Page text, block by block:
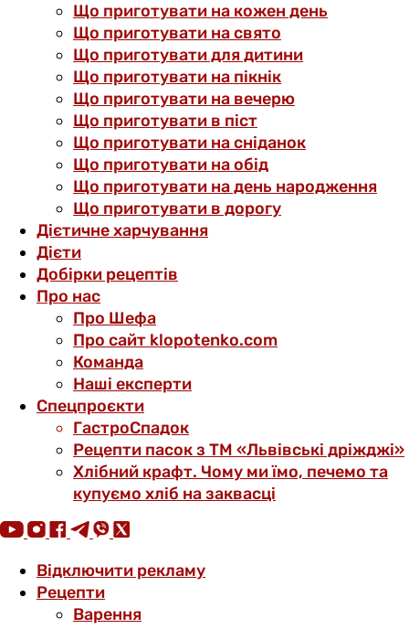
Що приготувати на кожен день
Що приготувати на свято
Що приготувати для дитини
Що приготувати на пікнік
Що приготувати на вечерю
Що приготувати в піст
Що приготувати на сніданок
Що приготувати на обід
Що приготувати на день народження
Що приготувати в дорогу
Дієтичне харчування
Дієти
Добірки рецептів
Про нас
Про Шефа
Про сайт klopotenko.com
Команда
Наші експерти
Спецпроєкти
ГастроСпадок
Рецепти пасок з ТМ «Львівські дріжджі»
Хлібний крафт. Чому ми їмо, печемо та
купуємо хліб на заквасці
Відключити рекламу
Рецепти
Варення